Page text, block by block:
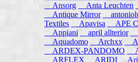
Ansorg
Anta Leuchten
Antique Mirror
Textiles
Apavisa APE
Appiani
april allterior
Aquadomo
Archxx
ARDEX-PANDOMO
ARFLEX
ARIDI